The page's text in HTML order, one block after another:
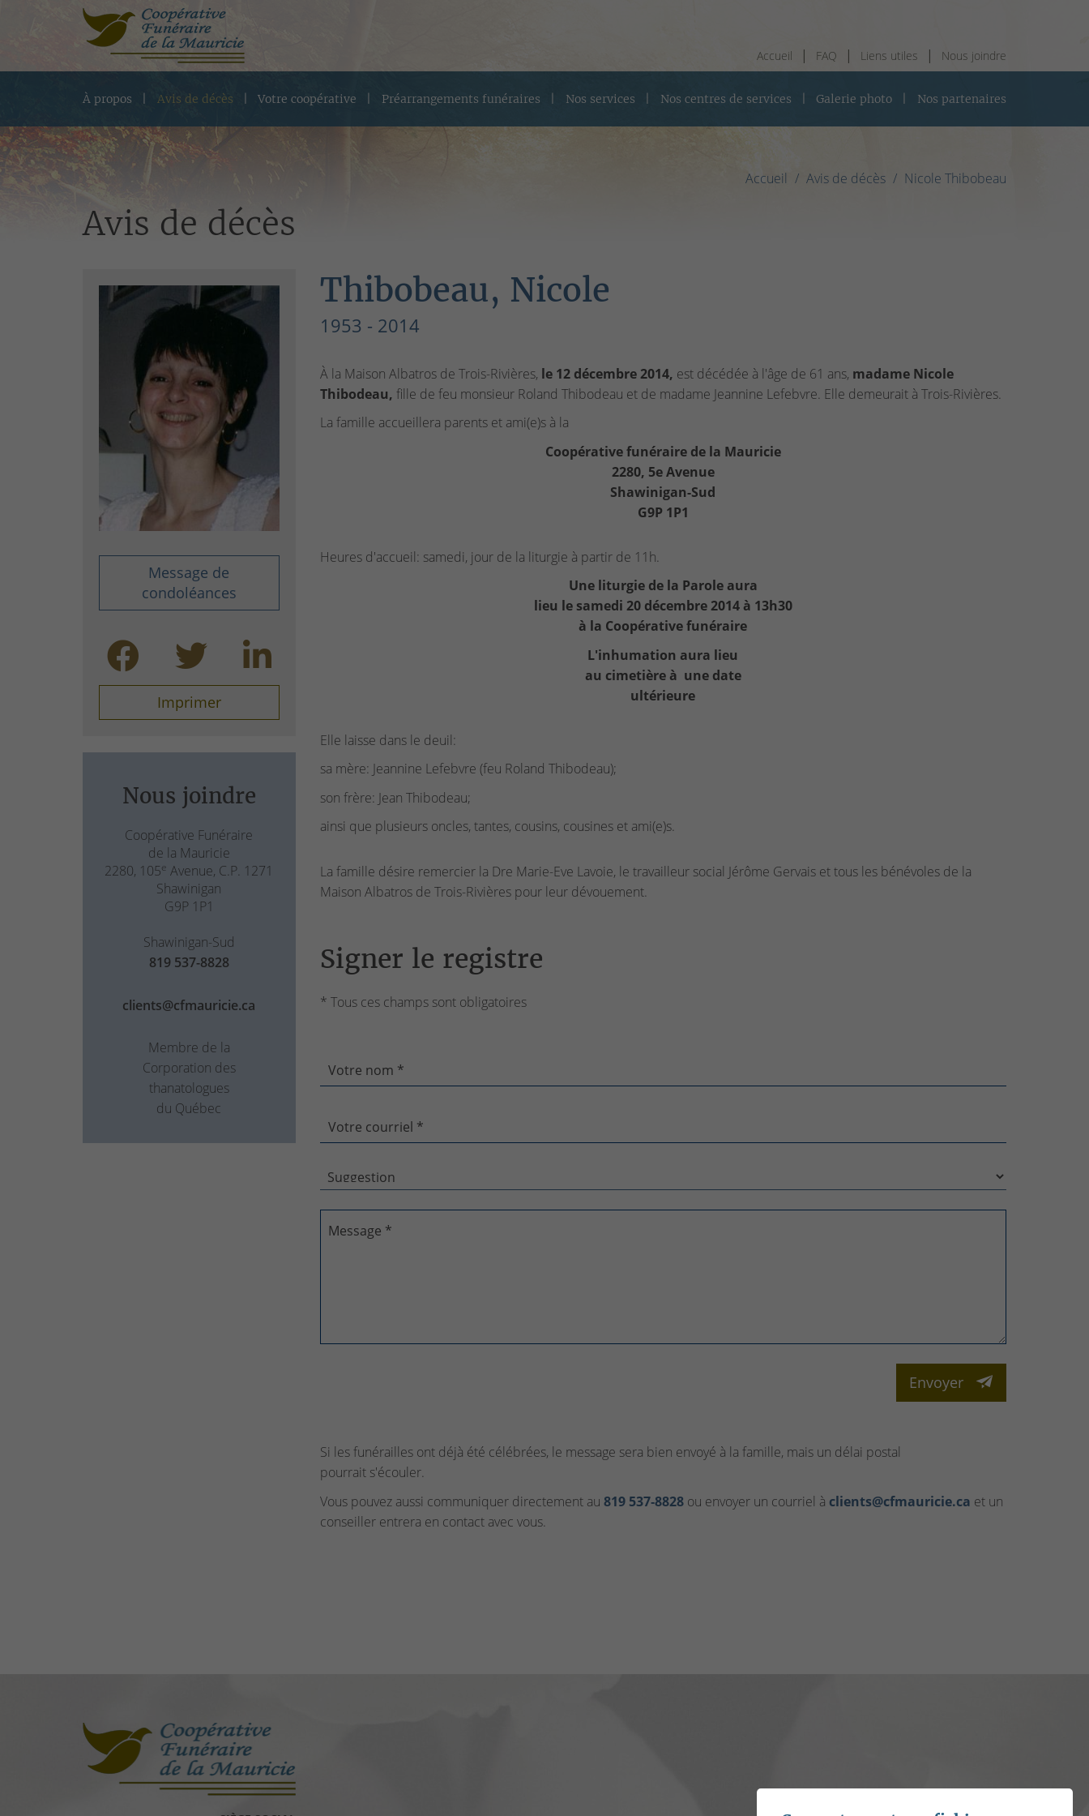
Accueil FAQ Liens utiles Nous joindre
À propos Avis de décès Votre coopérative Préarrangements funéraires Nos services Nos centres de services Galerie photo Nos partenaires
Accueil Avis de décès Nicole Thibobeau
Avis de décès
Message de
condoléances
Imprimer
Nous joindre
Coopérative Funéraire
de la Mauricie
2280, 105e Avenue, C.P. 1271
Shawinigan
G9P 1P1
Shawinigan-Sud
819 537-8828
clients@cfmauricie.ca
Membre de la
Corporation des
thanatologues
du Québec
Thibobeau, Nicole
1953 - 2014
À la Maison Albatros de Trois-Rivières, le 12 décembre 2014, est décédée à l'âge de 61 ans, madame Nicole
Thibodeau, fille de feu monsieur Roland Thibodeau et de madame Jeannine Lefebvre. Elle demeurait à Trois-Rivières.
La famille accueillera parents et ami(e)s à la
Coopérative funéraire de la Mauricie
2280, 5e Avenue
Shawinigan-Sud
G9P 1P1
Heures d'accueil: samedi, jour de la liturgie à partir de 11h.
Une liturgie de la Parole aura
lieu le samedi 20 décembre 2014 à 13h30
à la Coopérative funéraire
L'inhumation aura lieu
au cimetière à une date
ultérieure
Elle laisse dans le deuil:
sa mère: Jeannine Lefebvre (feu Roland Thibodeau);
son frère: Jean Thibodeau;
ainsi que plusieurs oncles, tantes, cousins, cousines et ami(e)s.
La famille désire remercier la Dre Marie-Eve Lavoie, le travailleur social Jérôme Gervais et tous les bénévoles de la
Maison Albatros de Trois-Rivières pour leur dévouement.
Signer le registre
* Tous ces champs sont obligatoires
Votre nom *
Votre courriel *
Message *
Envoyer
Si les funérailles ont déjà été célébrées, le message sera bien envoyé à la famille, mais un délai postal
pourrait s'écouler.
Vous pouvez aussi communiquer directement au 819 537‑8828ou envoyer un courriel à clients@cfmauricie.ca et un
conseiller entrera en contact avec vous.